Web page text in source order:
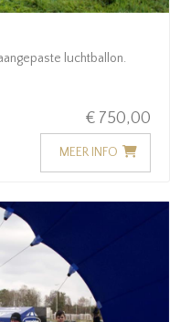
luchtballon.
€ 750,00
MEER INFO